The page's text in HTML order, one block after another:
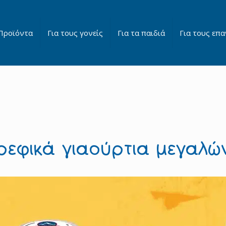
Για τους γονείς Για τα παιδιά Για τους
γιαούρτια